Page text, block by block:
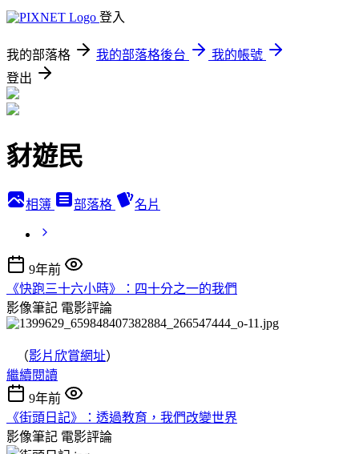
登入
我的部落格 我的部落格後台
我的帳號
登出
豺遊民
相簿 部落格 名片
9年前
《快跑三十六小時》：四十分之一的我們
影像筆記 電影評論
（影片欣賞網址）
繼續閱讀
9年前
《街頭日記》：透過教育，我們改變世界
影像筆記 電影評論